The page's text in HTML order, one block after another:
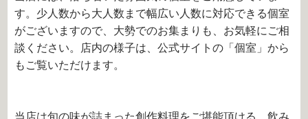
す。少人数から大人数まで幅広い人数に対応できる個室
がございますので、大勢でのお集まりも、お気軽にご相
談ください。店内の様子は、公式サイトの「個室」から
もご覧いただけます。
当店は旬の味が詰まった創作料理をご堪能頂ける、飲み